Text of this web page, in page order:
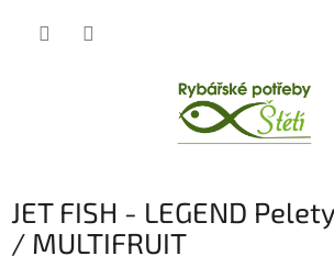
JET FISH - LEGEND
/ MULTIFRUIT